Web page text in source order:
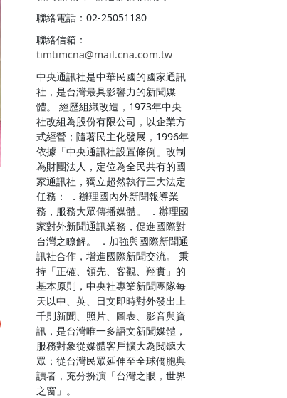
聯絡電話：02-25051180
聯絡信箱：
timtimcna@mail.cna.com.tw
中央通訊社是中華民國的國家通訊
社，是台灣最具影響力的新聞媒
體。 經歷組織改造，1973年中央
社改組為股份有限公司，以企業方
式經營；隨著民主化發展，1996年
依據「中央通訊社設置條例」改制
為財團法人，定位為全民共有的國
家通訊社，獨立超然執行三大法定
任務： ．辦理國內外新聞報導業
務，服務大眾傳播媒體。 ．辦理國
家對外新聞通訊業務，促進國際對
台灣之瞭解。 ．加強與國際新聞通
訊社合作，增進國際新聞交流。 秉
持「正確、領先、客觀、翔實」的
基本原則，中央社專業新聞團隊每
天以中、英、日文即時對外發出上
千則新聞、照片、圖表、影音與資
訊，是台灣唯一多語文新聞媒體，
服務對象從媒體客戶擴大為閱聽大
眾；從台灣民眾延伸至全球僑胞與
讀者，充分扮演「台灣之眼，世界
之窗」。